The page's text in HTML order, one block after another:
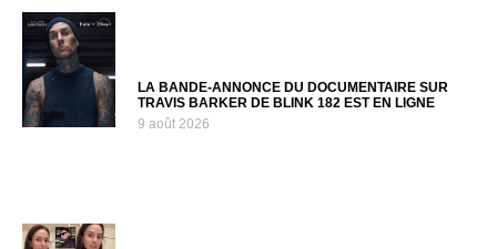
LA BANDE-ANNONCE DU DOCUMENTAIRE SUR
TRAVIS BARKER DE BLINK 182 EST EN LIGNE
9 août 2026